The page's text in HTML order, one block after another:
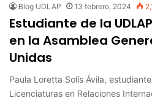
Blog UDLAP 13 febrero, 2024
Estudiante de la
en la Asamblea
Unidas
Paula Loretta Solís Ávila,
Licenciaturas en Relaciones